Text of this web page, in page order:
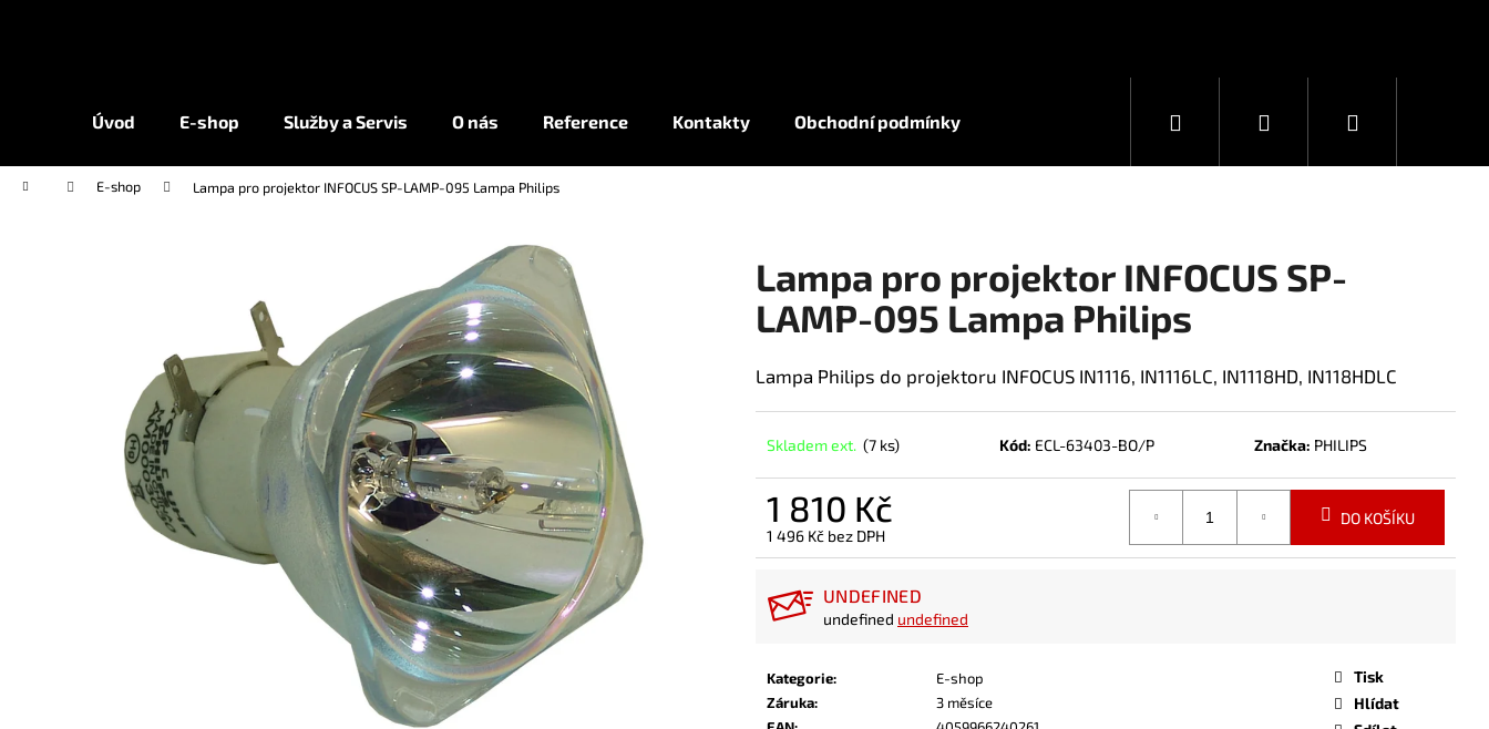
Úvod E-shop Služby a Servis O nás Reference Kontakty Obchodní podmínky Hledat PřihlášeníNákupní
Domů E-shop Lampa pro projektor INFOCUS SP-LAMP-095 Lampa Philips
Lampa pro projektor INFOCUS SP-
LAMP-095 Lampa Philips
Lampa Philips do projektoru INFOCUS IN1116, IN1116LC, IN1118HD, IN118HDLC
Skladem ext. (7 ks) Kód: ECL-63403-BO/P Značka: PHILIPS
1 810 Kč
1 496 Kč bez DPH
Měrná
DO KOŠÍKU
UNDEFINED
undefined undefined
Kategorie:
E-shop
Záruka:
3 měsíce
Tisk
Hlídat
obchodu
obchodu
Co potřebujete najít?